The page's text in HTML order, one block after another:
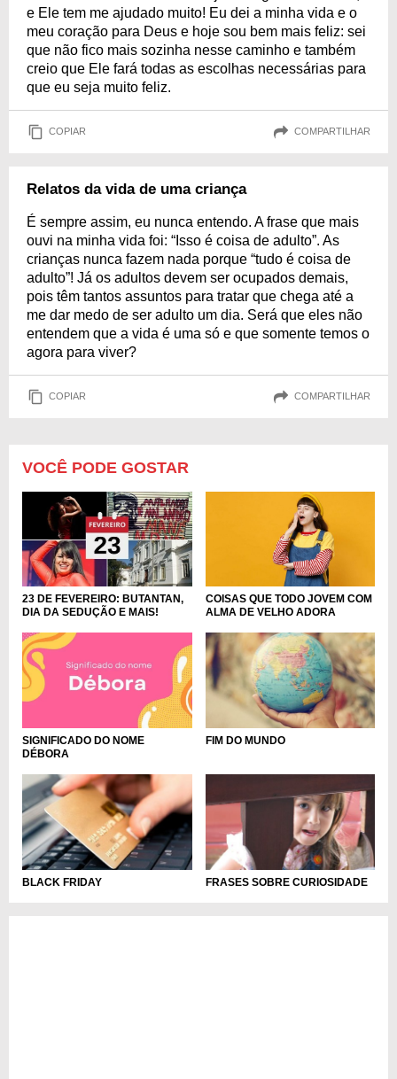
e Ele tem me ajudado muito! Eu dei a minha vida e o
meu coração para Deus e hoje sou bem mais feliz: sei
que não fico mais sozinha nesse caminho e também
creio que Ele fará todas as escolhas necessárias para
que eu seja muito feliz.
COPIAR COMPARTILHAR
Relatos da vida de uma criança
É sempre assim, eu nunca entendo. A frase que mais
ouvi na minha vida foi: “Isso é coisa de adulto”. As
crianças nunca fazem nada porque “tudo é coisa de
adulto”! Já os adultos devem ser ocupados demais,
pois têm tantos assuntos para tratar que chega até a
me dar medo de ser adulto um dia. Será que eles não
entendem que a vida é uma só e que somente temos o
agora para viver?
COPIAR COMPARTILHAR
VOCÊ PODE GOSTAR
23 DE FEVEREIRO: BUTANTAN,
DIA DA SEDUÇÃO E MAIS!
COISAS QUE TODO JOVEM COM
ALMA DE VELHO ADORA
SIGNIFICADO DO NOME
DÉBORA
FIM DO MUNDO
BLACK FRIDAY FRASES SOBRE CURIOSIDADE